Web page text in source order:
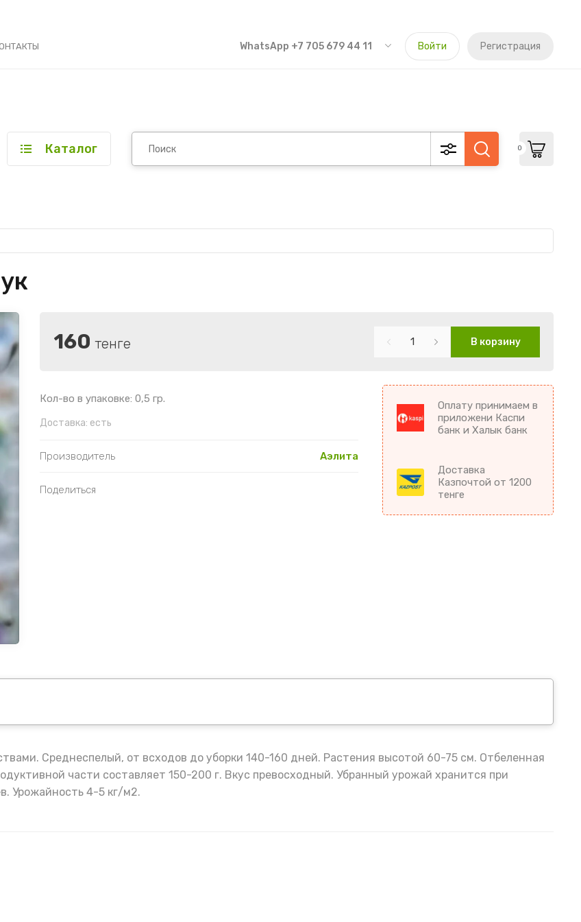
WhatsApp +7 705 679 44 11 Войти Регистрация
Каталог 0
160 тенге В корзину
Кол-во в упаковке: 0,5 гр.
Доставка: есть
Производитель Аэлита
Поделиться
Оплату принимаем в
приложени Каспи
банк и Халык банк
Доставка
Казпочтой от 1200
тенге
Среднеспелый, от всходов до уборки 140-160 дней. Растения высотой 60-75 см. Отбеленная
части составляет 150-200 г. Вкус превосходный. Убранный урожай хранится при
Урожайность 4-5 кг/м2.